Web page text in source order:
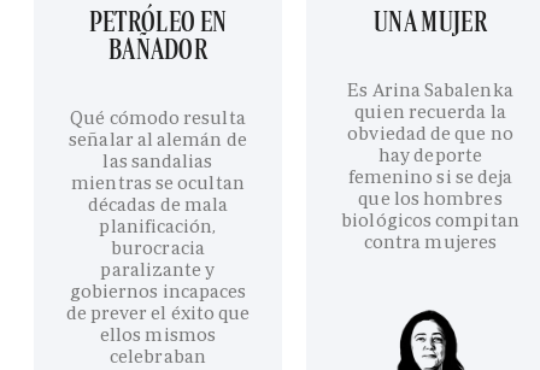
PETRÓLEO EN
BAÑADOR
Qué cómodo resulta
señalar al alemán de
las sandalias
mientras se ocultan
décadas de mala
planificación,
burocracia
paralizante y
gobiernos incapaces
de prever el éxito que
ellos mismos
celebraban
UNA MUJER
Es Arina Sabalenka
quien recuerda la
obviedad de que no
hay deporte
femenino si se deja
que los hombres
biológicos compitan
contra mujeres